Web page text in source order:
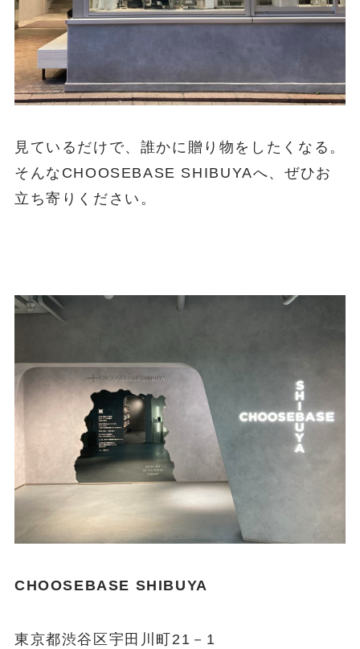
見ているだけで、誰かに贈り物をしたくなる。
そんなCHOOSEBASE SHIBUYAへ、ぜひお
立ち寄りください。
CHOOSEBASE SHIBUYA
東京都渋谷区宇田川町21－1